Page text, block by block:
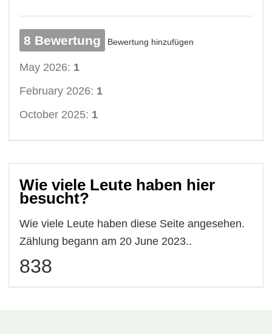
8 Bewertung Bewertung hinzufügen
May 2026: 1
February 2026: 1
October 2025: 1
Wie viele Leute haben hier
besucht?
Wie viele Leute haben diese Seite angesehen.
Zählung begann am 20 June 2023..
838